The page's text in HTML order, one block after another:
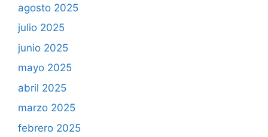
agosto 2025
julio 2025
junio 2025
mayo 2025
abril 2025
marzo 2025
febrero 2025